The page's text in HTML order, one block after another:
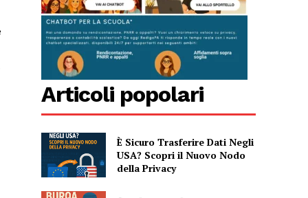
Articoli popolari
È Sicuro Trasferire Dati Negli
USA? Scopri il Nuovo Nodo
della Privacy